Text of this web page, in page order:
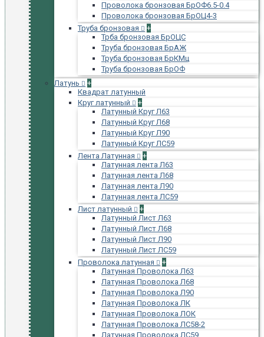
Проволока бронзовая БрОФ6.5-0.4
Проволока бронзовая БрОЦ4-3
Труба бронзовая
+
Трба бронзовая БрОЦС
Труба бронзовая БрАЖ
Труба бронзовая БрКМц
Труба бронзовая БрОФ
Латунь
+
Квадрат латунный
Круг латунный
+
Латунный Круг Л63
Латунный Круг Л68
Латунный Круг Л90
Латунный Круг ЛС59
Лента Латунная
+
Латунная лента Л63
Латунная лента Л68
Латунная лента Л90
Латунная лента ЛС59
Лист латунный
+
Латунный Лист Л63
Латунный Лист Л68
Латунный Лист Л90
Латунный Лист ЛС59
Проволока латунная
+
Латунная Проволока Л63
Латунная Проволока Л68
Латунная Проволока Л90
Латунная Проволока ЛК
Латунная Проволока ЛОК
Латунная Проволока ЛС58-2
Латунная Проволока ЛС59